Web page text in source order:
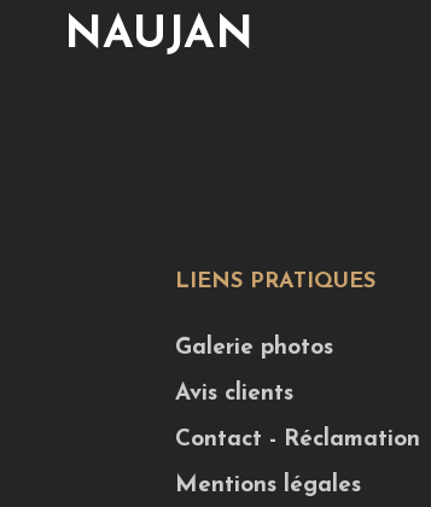
NAUJAN
LIENS PRATIQUES
Galerie photos
Avis clients
Contact - Réclamation
Mentions légales